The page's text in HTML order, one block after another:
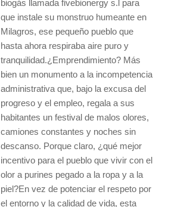
biogás llamada fivebionergy s.l para
que instale su monstruo humeante en
Milagros, ese pequeño pueblo que
hasta ahora respiraba aire puro y
tranquilidad.¿Emprendimiento? Más
bien un monumento a la incompetencia
administrativa que, bajo la excusa del
progreso y el empleo, regala a sus
habitantes un festival de malos olores,
camiones constantes y noches sin
descanso. Porque claro, ¿qué mejor
incentivo para el pueblo que vivir con el
olor a purines pegado a la ropa y a la
piel?En vez de potenciar el respeto por
el entorno y la calidad de vida, esta